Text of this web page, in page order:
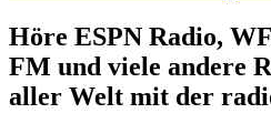
Höre ESPN Radio,
FM und viele andere
aller Welt mit der